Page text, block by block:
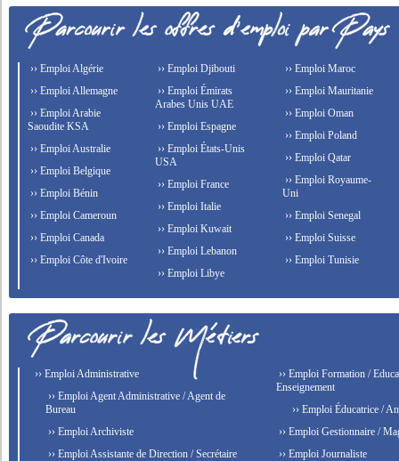
›› Emploi Algérie
›› Emploi Allemagne
›› Emploi Arabie
Saoudite KSA
›› Emploi Australie
›› Emploi Belgique
›› Emploi Bénin
›› Emploi Cameroun
›› Emploi Canada
›› Emploi Côte d'Ivoire
›› Emploi Djibouti
›› Emploi Émirats
Arabes Unis UAE
›› Emploi Espagne
›› Emploi États-Unis
USA
›› Emploi France
›› Emploi Italie
›› Emploi Kuwait
›› Emploi Lebanon
›› Emploi Libye
›› Emploi Maroc
›› Emploi Mauritanie
›› Emploi Oman
›› Emploi Poland
›› Emploi Qatar
›› Emploi Royaume-
Uni
›› Emploi Senegal
›› Emploi Suisse
›› Emploi Tunisie
›› Emploi Administrative
›› Emploi Agent Administrative / Agent de
Bureau
›› Emploi Archiviste
›› Emploi Assistante de Direction / Secrétaire
›› Emploi Formation /
Enseignement
›› Emploi Éducatrice /
›› Emploi Gestionnaire /
›› Emploi Journaliste